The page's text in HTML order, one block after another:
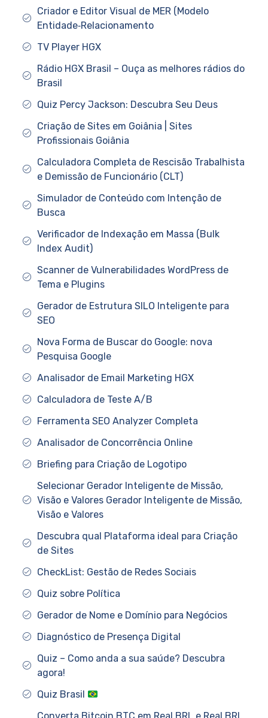
Criador e Editor Visual de MER (Modelo
Entidade‑Relacionamento
TV Player HGX
Rádio HGX Brasil – Ouça as melhores rádios do
Brasil
Quiz Percy Jackson: Descubra Seu Deus
Criação de Sites em Goiânia | Sites
Profissionais Goiânia
Calculadora Completa de Rescisão Trabalhista
e Demissão de Funcionário (CLT)
Simulador de Conteúdo com Intenção de
Busca
Verificador de Indexação em Massa (Bulk
Index Audit)
Scanner de Vulnerabilidades WordPress de
Tema e Plugins
Gerador de Estrutura SILO Inteligente para
SEO
Nova Forma de Buscar do Google: nova
Pesquisa Google
Analisador de Email Marketing HGX
Calculadora de Teste A/B
Ferramenta SEO Analyzer Completa
Analisador de Concorrência Online
Briefing para Criação de Logotipo
Selecionar Gerador Inteligente de Missão,
Visão e Valores Gerador Inteligente de Missão,
Visão e Valores
Descubra qual Plataforma ideal para Criação
de Sites
CheckList: Gestão de Redes Sociais
Quiz sobre Política
Gerador de Nome e Domínio para Negócios
Diagnóstico de Presença Digital
Quiz – Como anda a sua saúde? Descubra
agora!
Quiz Brasil